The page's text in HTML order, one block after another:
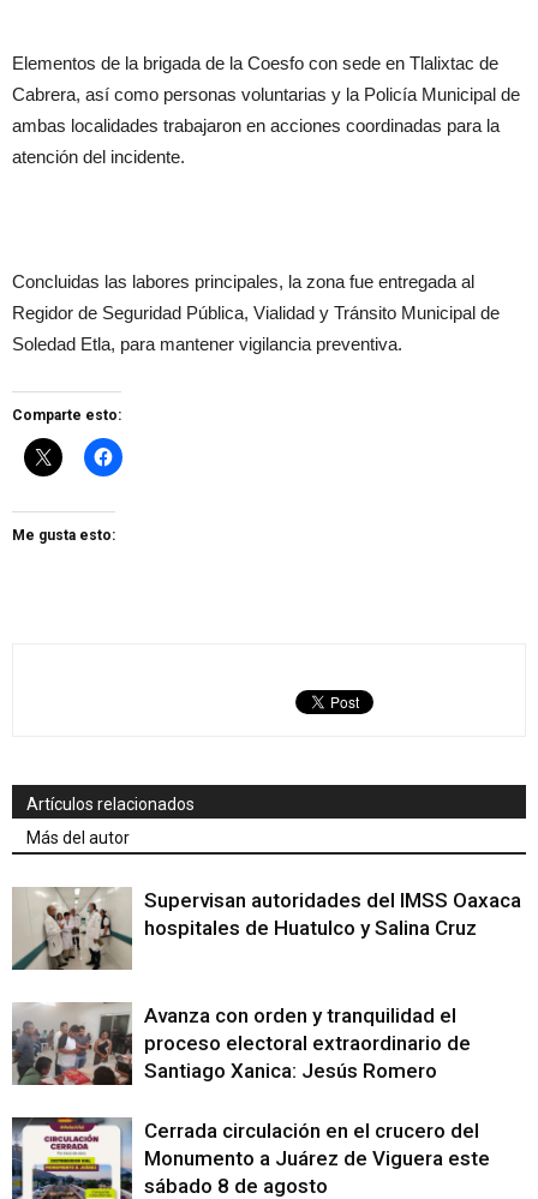
Elementos de la brigada de la Coesfo con sede en Tlalixtac de
Cabrera, así como personas voluntarias y la Policía Municipal de
ambas localidades trabajaron en acciones coordinadas para la
atención del incidente.
Concluidas las labores principales, la zona fue entregada al
Regidor de Seguridad Pública, Vialidad y Tránsito Municipal de
Soledad Etla, para mantener vigilancia preventiva.
Comparte esto:
Me gusta esto:
Artículos relacionados
Más del autor
Supervisan autoridades del IMSS Oaxaca
hospitales de Huatulco y Salina Cruz
Avanza con orden y tranquilidad el
proceso electoral extraordinario de
Santiago Xanica: Jesús Romero
Cerrada circulación en el crucero del
Monumento a Juárez de Viguera este
sábado 8 de agosto